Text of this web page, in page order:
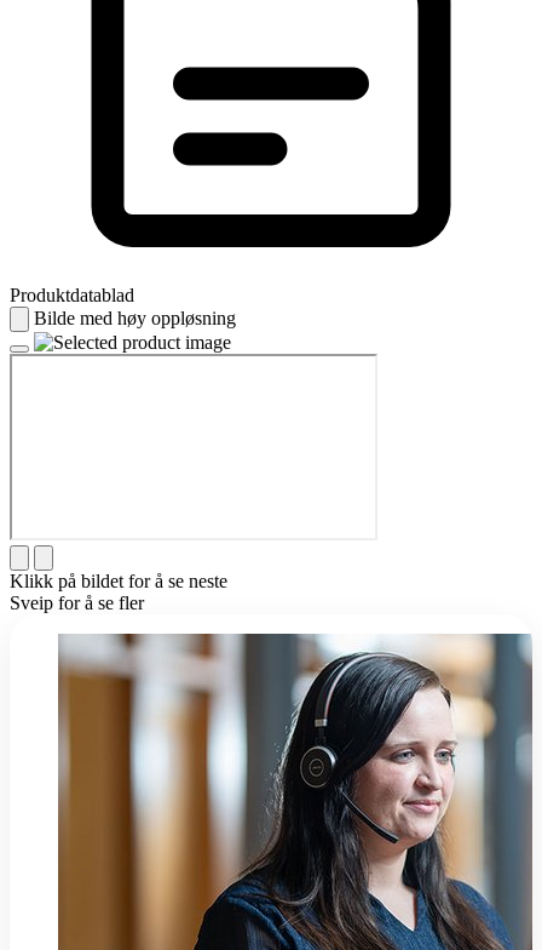
Produktdatablad
Bilde med høy oppløsning
Klikk på bildet for å se neste
Sveip for å se fler